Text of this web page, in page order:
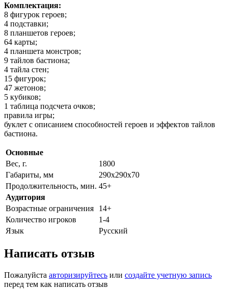
Комплектация:
8 фигурок героев;
4 подставки;
8 планшетов героев;
64 карты;
4 планшета монстров;
9 тайлов бастиона;
4 тайла стен;
15 фигурок;
47 жетонов;
5 кубиков;
1 таблица подсчета очков;
правила игры;
буклет с описанием способностей героев и эффектов тайлов
бастиона.
Основные
Вес, г.
1800
Габариты, мм
290х290х70
Продолжительность, мин. 45+
Аудитория
Возрастные ограничения
14+
Количество игроков
1-4
Язык
Русский
Написать отзыв
Пожалуйста авторизируйтесь или создайте учетную запись
перед тем как написать отзыв